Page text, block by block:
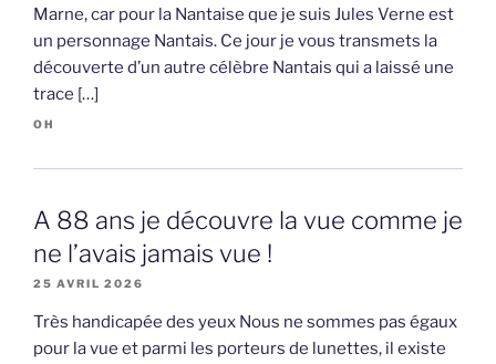
Marne, car pour la Nantaise que je suis Jules Verne est
un personnage Nantais. Ce jour je vous transmets la
découverte d’un autre célèbre Nantais qui a laissé une
trace […]
OH
A 88 ans je découvre la vue comme je
ne l’avais jamais vue !
25 AVRIL 2026
Très handicapée des yeux Nous ne sommes pas égaux
pour la vue et parmi les porteurs de lunettes, il existe